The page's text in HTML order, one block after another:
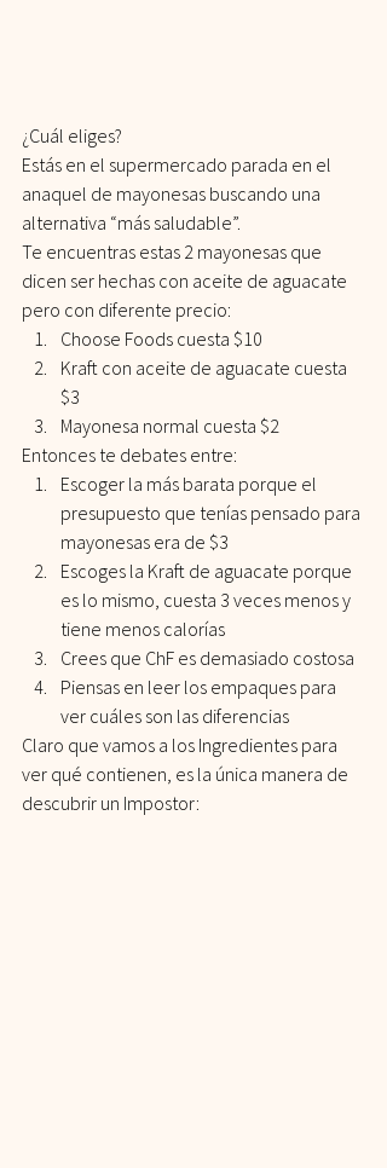
¿Cuál eliges?
Estás en el supermercado parada en el
anaquel de mayonesas buscando una
alternativa “más saludable”.
Te encuentras estas 2 mayonesas que
dicen ser hechas con aceite de aguacate
pero con diferente precio:
Choose Foods cuesta $10
Kraft con aceite de aguacate cuesta
$3
Mayonesa normal cuesta $2
Entonces te debates entre:
Escoger la más barata porque el
presupuesto que tenías pensado para
mayonesas era de $3
Escoges la Kraft de aguacate porque
es lo mismo, cuesta 3 veces menos y
tiene menos calorías
Crees que ChF es demasiado costosa
Piensas en leer los empaques para
ver cuáles son las diferencias
Claro que vamos a los Ingredientes para
ver qué contienen, es la única manera de
descubrir un Impostor: